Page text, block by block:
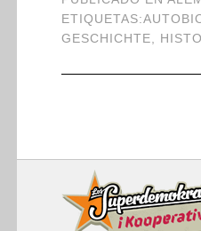
ETIQUETAS:
GESCHICHTE,